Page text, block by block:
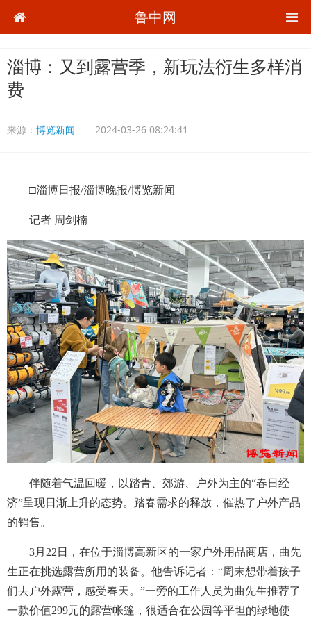
鲁中网
淄博：又到露营季，新玩法衍生多样消
费
来源： 博览新闻 2024-03-26 08:24:41
□淄博日报/淄博晚报/博览新闻
记者 周剑楠
伴随着气温回暖，以踏青、郊游、户外为主的“春日经
济”呈现日渐上升的态势。踏春需求的释放，催热了户外产品
的销售。
3月22日，在位于淄博高新区的一家户外用品商店，曲先
生正在挑选露营所用的装备。他告诉记者：“周末想带着孩子
们去户外露营，感受春天。”一旁的工作人员为曲先生推荐了
一款价值299元的露营帐篷，很适合在公园等平坦的绿地使